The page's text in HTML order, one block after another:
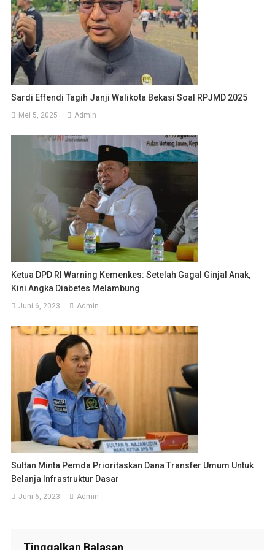
Sardi Effendi Tagih Janji Walikota Bekasi Soal RPJMD 2025
Mei 5, 2025 Admin
Ketua DPD RI Warning Kemenkes: Setelah Gagal Ginjal Anak,
Kini Angka Diabetes Melambung
Juni 6, 2023 Admin
Sultan Minta Pemda Prioritaskan Dana Transfer Umum Untuk
Belanja Infrastruktur Dasar
Juni 6, 2023 Admin
Tinggalkan Balasan